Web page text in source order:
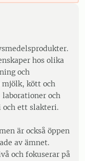
hos olika
och
mjölk, kött och
laborationer och
och ett slakteri.
är också öppen
av ämnet.
och fokuserar på